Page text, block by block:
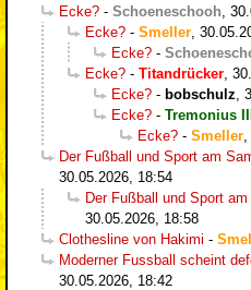
Ecke? - Schoeneschooh
Ecke? - Smeller
Ecke? -
Ecke? - Titandrücker
Ecke? - bobschulz
Ecke? - Tremonius III
Ecke? - Smeller
Der Fußball und Sport am
30.05.2026, 18:54
Der Fußball und Sport
30.05.2026, 18:58
Clothesline von Hakimi -
Moderner Fussball scheint
30.05.2026, 18:42